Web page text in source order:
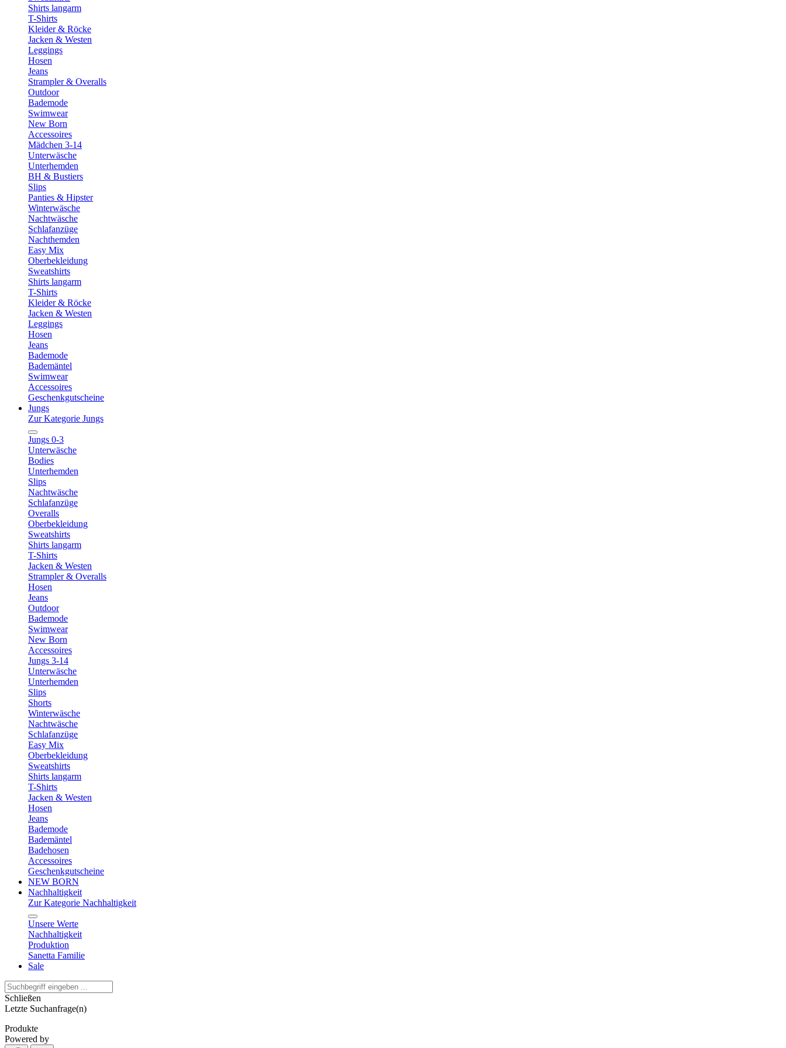
Shirts langarm
T-Shirts
Kleider & Röcke
Jacken & Westen
Leggings
Hosen
Jeans
Strampler & Overalls
Outdoor
Bademode
Swimwear
New Born
Accessoires
Mädchen 3-14
Unterwäsche
Unterhemden
BH & Bustiers
Slips
Panties & Hipster
Winterwäsche
Nachtwäsche
Schlafanzüge
Nachthemden
Easy Mix
Oberbekleidung
Sweatshirts
Shirts langarm
T-Shirts
Kleider & Röcke
Jacken & Westen
Leggings
Hosen
Jeans
Bademode
Bademäntel
Swimwear
Accessoires
Geschenkgutscheine
Jungs
Zur Kategorie Jungs
Jungs 0-3
Unterwäsche
Bodies
Unterhemden
Slips
Nachtwäsche
Schlafanzüge
Overalls
Oberbekleidung
Sweatshirts
Shirts langarm
T-Shirts
Jacken & Westen
Strampler & Overalls
Hosen
Jeans
Outdoor
Bademode
Swimwear
New Born
Accessoires
Jungs 3-14
Unterwäsche
Unterhemden
Slips
Shorts
Winterwäsche
Nachtwäsche
Schlafanzüge
Easy Mix
Oberbekleidung
Sweatshirts
Shirts langarm
T-Shirts
Jacken & Westen
Hosen
Jeans
Bademode
Bademäntel
Badehosen
Accessoires
Geschenkgutscheine
NEW BORN
Nachhaltigkeit
Zur Kategorie Nachhaltigkeit
Unsere Werte
Nachhaltigkeit
Produktion
Sanetta Familie
Sale
Schließen
Letzte Suchanfrage(n)
Produkte
Powered by